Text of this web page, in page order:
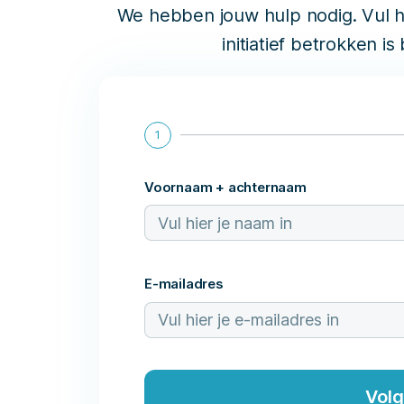
We hebben jouw hulp nodig. Vul
initiatief betrokken is
1
Voornaam + achternaam
E-mailadres